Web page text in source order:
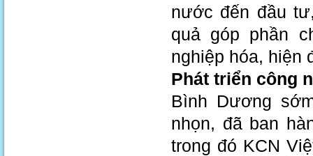
nước đến đầu
quả góp phần
nghiệp hóa, hiện
Phát triển công
Bình Dương
nhọn, đã ban
trong đó KCN